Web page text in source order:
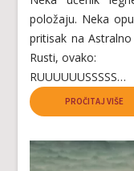
položaju. Neka
pritisak na
Rusti, ovako:
RUUUUUUSSSSS…
PROČITAJ VIŠE